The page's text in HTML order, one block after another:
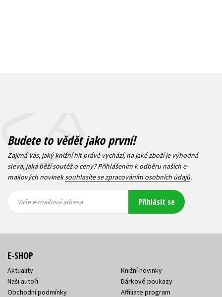
Budete to vědět jako první!
Zajímá Vás, jaký knižní hit právě vychází, na jaké zboží je výhodná
sleva, jaká běží soutěž o ceny? Přihlášením k odběru našich e-
mailových novineksouhlasíte se zpracováním osobních údajů.
mailová
mailová
Vaše e-mailová adresa Přihlásit se
E-SHOP
Aktuality
Naši autoři
Obchodní podmínky
Knižní novinky
Dárkové poukazy
Affiliate program